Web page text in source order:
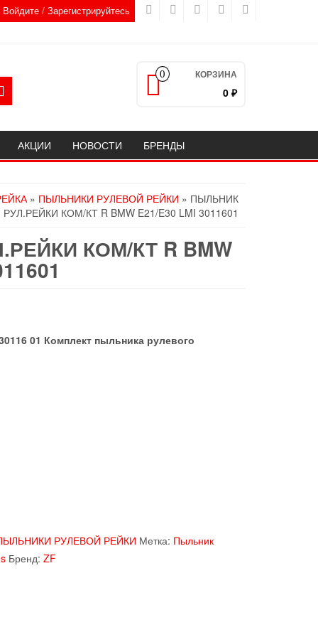
Войдите / Зарегистрируйтесь
0 КОРЗИНА
0 ₽
АКЦИИ НОВОСТИ БРЕНДЫ
» ПЫЛЬНИКИ РУЛЕВОЙ РЕЙКИ » ПЫЛЬНИК
РУЛ.РЕЙКИ КОМ/КТ R BMW E21/E30 LMI 3011601
КОМ/КТ R BMW
01 Комплект пыльника рулевого
РУЛЕВОЙ РЕЙКИ Метка: Пыльник
Бренд: ZF